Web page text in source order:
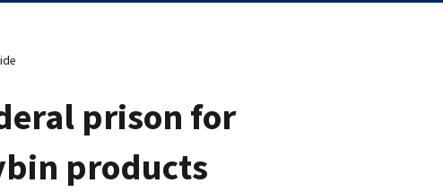
prison for
products